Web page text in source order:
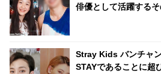
俳優として活躍する
Stray Kids バンチャ
STAYであることに超